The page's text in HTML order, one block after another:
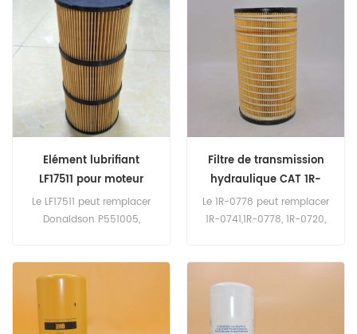
Elément lubrifiant
LF17511 pour moteur
diesel Detroit
Le LF17511 peut remplacer
Donaldson P551005,
A4721800509, Mercedes-
Benz A4721800309,
A4721840525. Numéro de
pièce: LF17511 Nom de la
Filtre de transmission
hydraulique CAT 1R-
0778 de remplacement
Le 1R-0778 peut remplacer
1R-0741,1R-0778, 1R-0720,
hydraulique Numéro de
Marque: CAT